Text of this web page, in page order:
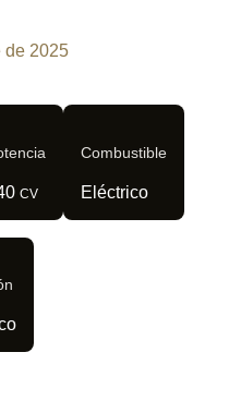
de 2025
CV
Combustible
Eléctrico